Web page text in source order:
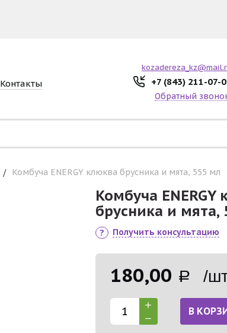
Контакты +7 (843) 211-07-
Обратный
Комбуча ENERGY клюква брусника и мята, 555 мл
Комбуча ENERGY
брусника и мята,
Получить консультацию
180,00 Р /
В